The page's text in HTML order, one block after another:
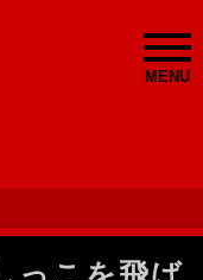
MENU